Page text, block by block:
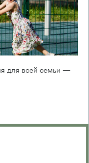
для всей семьи —